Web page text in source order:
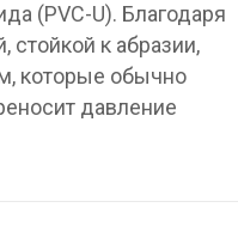
(PVC-U). Благодаря
стойкой к абразии,
которые обычно
давление